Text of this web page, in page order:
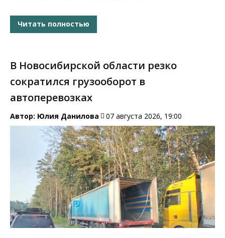
Читать полностью
В Новосибирской области резко
сократился грузооборот в
автоперевозках
Автор: Юлия Данилова 07 августа 2026, 19:00